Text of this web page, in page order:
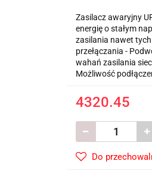
Zasilacz awaryjny
energię o stałym
zasilania nawet
przełączania -
wahań zasilania
Możliwość
4320.45
Do